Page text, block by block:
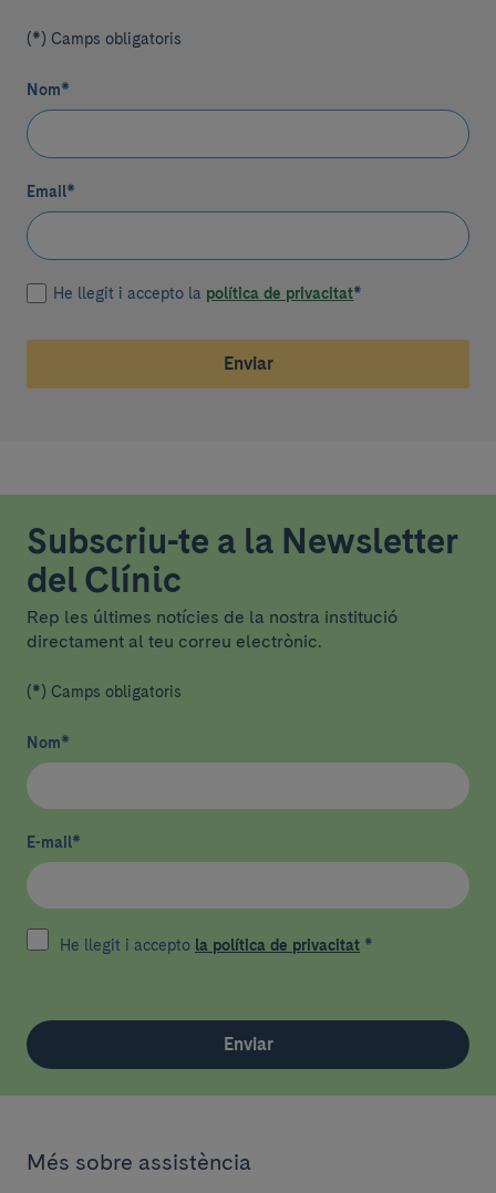
(*) Camps obligatoris
Nom*
Email*
He llegit i accepto la política de privacitat*
Enviar
Subscriu-te a la Newsletter
del Clínic
Rep les últimes notícies de la nostra institució
directament al teu correu electrònic.
(*) Camps obligatoris
Nom*
E-mail*
He llegit i accepto la política de privacitat *
Enviar
Més sobre assistència